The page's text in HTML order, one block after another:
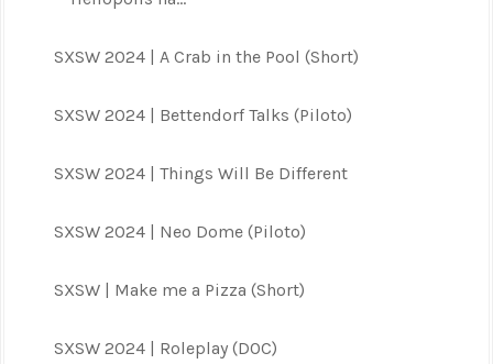
SXSW 2024 | A Crab in the Pool (Short)
SXSW 2024 | Bettendorf Talks (Piloto)
SXSW 2024 | Things Will Be Different
SXSW 2024 | Neo Dome (Piloto)
SXSW | Make me a Pizza (Short)
SXSW 2024 | Roleplay (DOC)